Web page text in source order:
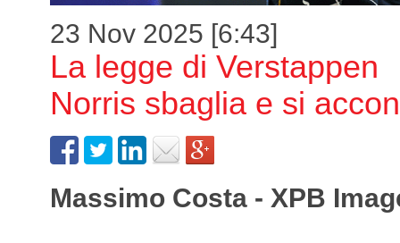
23 Nov 2025 [6:43]
La legge di Verstappen
Norris sbaglia e si
Massimo Costa - XPB